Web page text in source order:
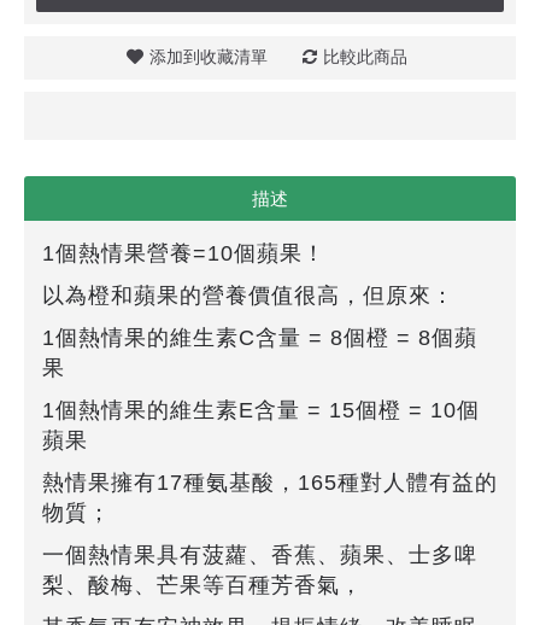
添加到收藏清單 比較此商品
描述
1個熱情果營養=10個蘋果！
以為橙和蘋果的營養價值很高，但原來：
1個熱情果的維生素C含量 = 8個橙 = 8個蘋
果
1個熱情果的維生素E含量 = 15個橙 = 10個
蘋果
熱情果擁有17種氨基酸，165種對人體有益的
物質；
一個熱情果具有菠蘿、香蕉、蘋果、士多啤
梨、酸梅、芒果等百種芳香氣，